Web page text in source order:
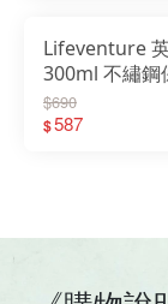
Lifeventure
300ml 不繡鋼
Thermal Mug
時 9530
$690
$587